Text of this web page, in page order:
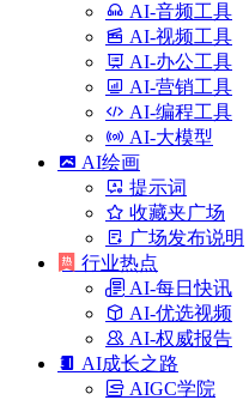
AI-音频工具
AI-视频工具
AI-办公工具
AI-营销工具
AI-编程工具
AI-大模型
AI绘画
提示词
收藏夹广场
广场发布说明
行业热点
AI-每日快讯
AI-优选视频
AI-权威报告
AI成长之路
AIGC学院